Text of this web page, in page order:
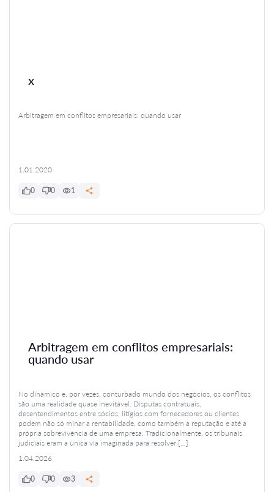
x
Arbitragem em conflitos empresariais: quando usar
1.01.2020
0 0 1
Arbitragem em conflitos empresariais:
quando usar
No dinâmico e, por vezes, conturbado mundo dos negócios, os conflitos
são uma realidade quase inevitável. Disputas contratuais,
desentendimentos entre sócios, litígios com fornecedores ou clientes
podem não só minar a rentabilidade, como também a reputação e até a
própria sobrevivência de uma empresa. Tradicionalmente, os tribunais
judiciais eram a única via imaginada para resolver […]
1.04.2026
0 0 3